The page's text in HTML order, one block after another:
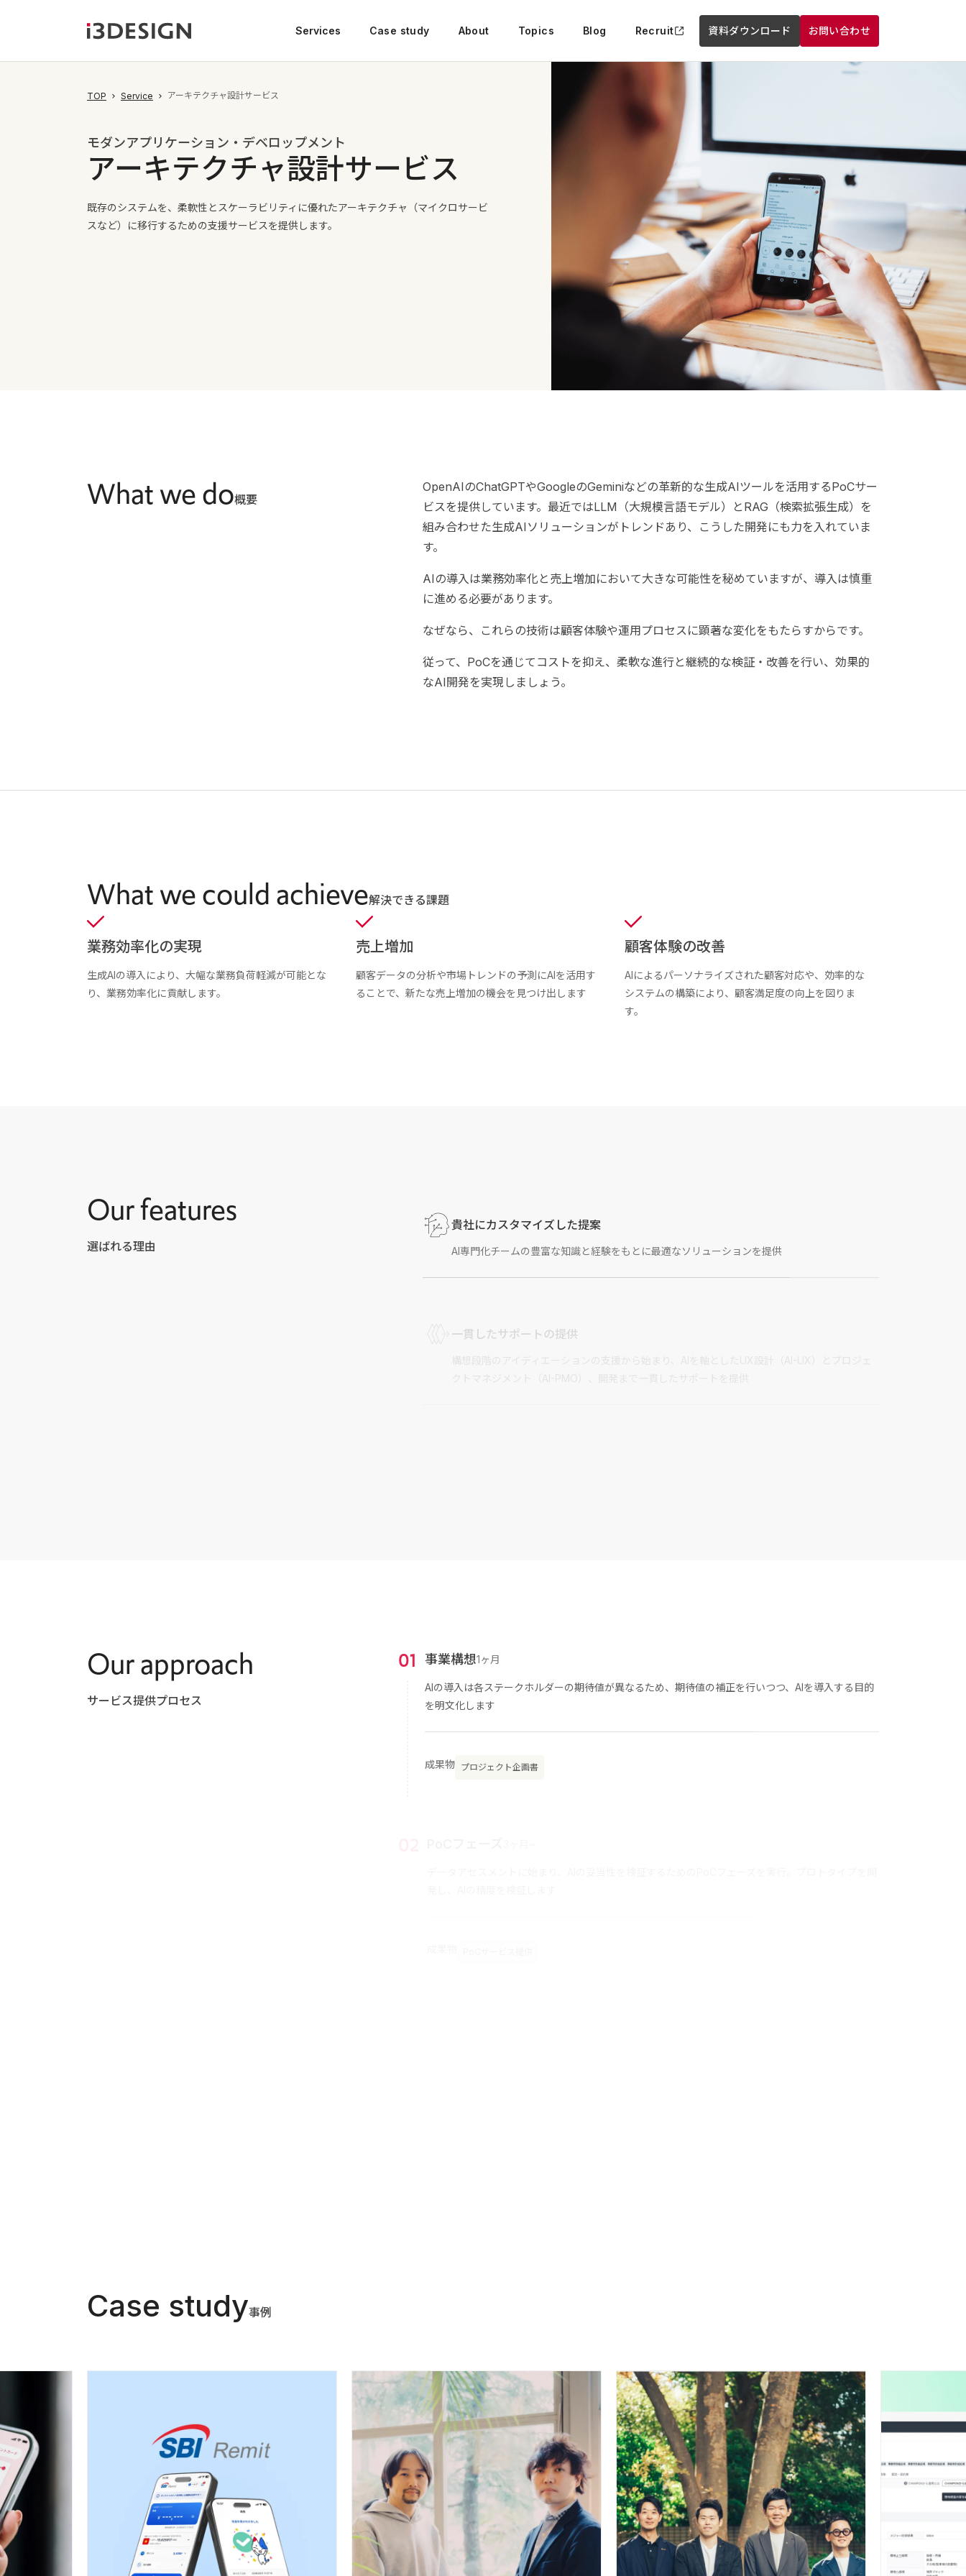
Services Case study About Topics Blog Recruit 資料ダウンロード お問い合わせ
TOP Service アーキテクチャ設計サービス
モダンアプリケーション・デベロップメント
アーキテクチャ設計サービス
既存のシステムを、柔軟性とスケーラビリティに優れたアーキテクチャ（マイクロサービ
スなど）に移行するための支援サービスを提供します。
What we do概要
OpenAIのChatGPTやGoogleのGeminiなどの革新的な生成AIツールを活用するPoCサー
ビスを提供しています。最近ではLLM（大規模言語モデル）とRAG（検索拡張生成）を
組み合わせた生成AIソリューションがトレンドあり、こうした開発にも力を入れていま
す。
AIの導入は業務効率化と売上増加において大きな可能性を秘めていますが、導入は慎重
に進める必要があります。
なぜなら、これらの技術は顧客体験や運用プロセスに顕著な変化をもたらすからです。
従って、PoCを通じてコストを抑え、柔軟な進行と継続的な検証・改善を行い、効果的
なAI開発を実現しましょう。
What we could achieve解決できる課題
業務効率化の実現
生成AIの導入により、大幅な業務負荷軽減が可能とな
り、業務効率化に貢献します。
売上増加
顧客データの分析や市場トレンドの予測にAIを活用す
ることで、新たな売上増加の機会を見つけ出します
顧客体験の改善
AIによるパーソナライズされた顧客対応や、効率的な
システムの構築により、顧客満足度の向上を図りま
す。
Our features
選ばれる理由
貴社にカスタマイズした提案
AI専門化チームの豊富な知識と経験をもとに最適なソリューションを提供
構想段階のアイディエーションの支援から始まり、AIを軸としたUX設計（AI-UX）とプロジェ
Our approach
サービス提供プロセス
01 事業構想1ヶ月
AIの導入は各ステークホルダーの期待値が異なるため、期待値の補正を行いつつ、AIを導入する目的
を明文化します
成果物 プロジェクト企画書
Case study事例